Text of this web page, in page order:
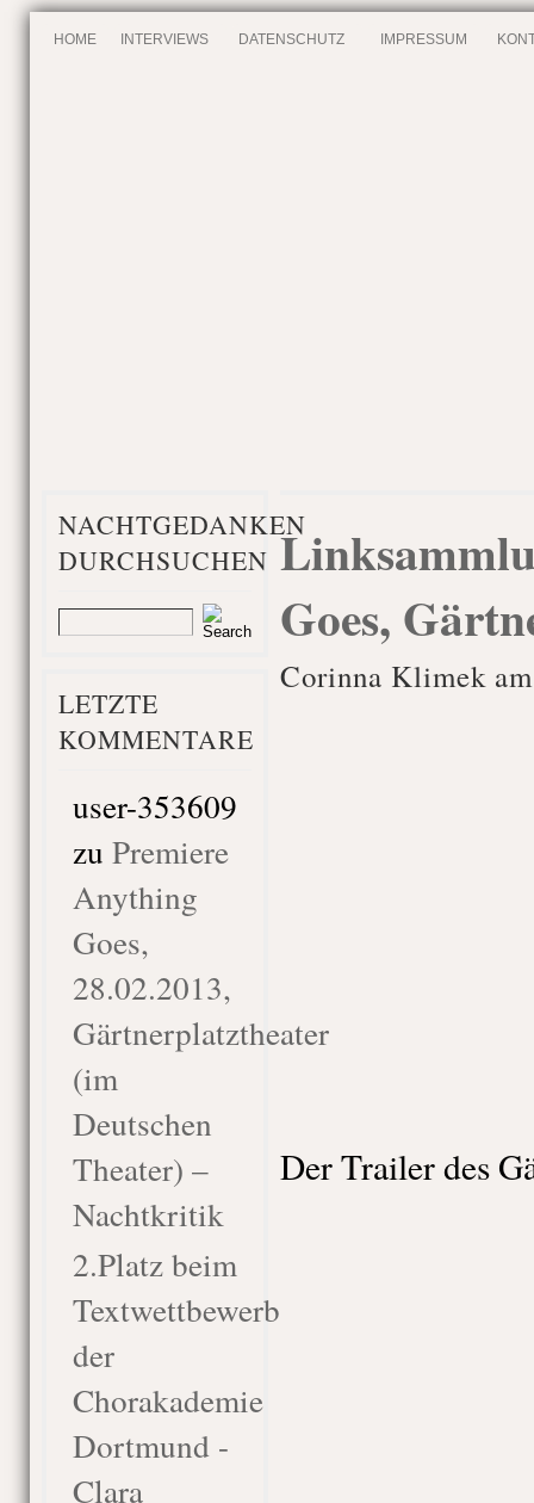
HOME INTERVIEWS DATENSCHUTZ IMPRESSUM
NACHTGEDANKEN
DURCHSUCHEN
LETZTE
KOMMENTARE
user-353609
zu Premiere
Anything
Goes,
28.02.2013,
Gärtnerplatztheater
(im
Deutschen
Theater) –
Nachtkritik
2.Platz beim
Textwettbewerb
der
Chorakademie
Dortmund -
Clara
Goes,
Corinna Klimek
Der Trailer des